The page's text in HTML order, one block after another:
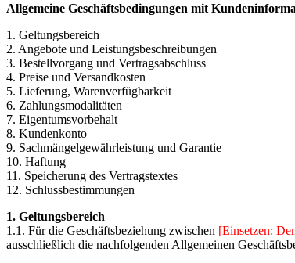
Allgemeine Geschäftsbedingungen mit
1. Geltungsbereich
2. Angebote und Leistungsbeschreibungen
3. Bestellvorgang und Vertragsabschluss
4. Preise und Versandkosten
5. Lieferung, Warenverfügbarkeit
6. Zahlungsmodalitäten
7. Eigentumsvorbehalt
8. Kundenkonto
9. Sachmängelgewährleistung und Garantie
10. Haftung
11. Speicherung des Vertragstextes
12. Schlussbestimmungen
1. Geltungsbereich
1.1. Für die Geschäftsbeziehung zwischen [Einsetzen:
ausschließlich die nachfolgenden Allgemeinen